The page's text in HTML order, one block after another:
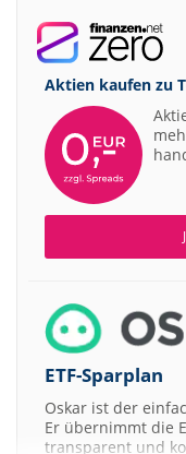
Aktien kaufen zu
ETF-Sparplan
Oskar ist der
Er übernimmt die
transparent und